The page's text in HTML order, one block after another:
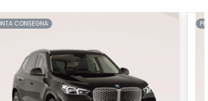
CONSEGNA